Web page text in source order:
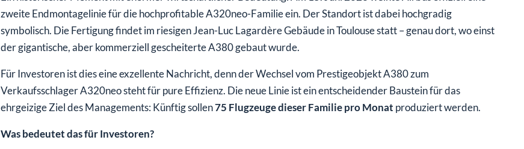
zweite Endmontagelinie für die hochprofitable A320neo-Familie ein. Der Standort ist dabei hochgradig
symbolisch. Die Fertigung findet im riesigen Jean-Luc Lagardère Gebäude in Toulouse statt – genau dort, wo einst
der gigantische, aber kommerziell gescheiterte A380 gebaut wurde.
Für Investoren ist dies eine exzellente Nachricht, denn der Wechsel vom Prestigeobjekt A380 zum
Verkaufsschlager A320neo steht für pure Effizienz. Die neue Linie ist ein entscheidender Baustein für das
ehrgeizige Ziel des Managements: Künftig sollen75 Flugzeuge dieser Familie pro Monat produziert werden.
Was bedeutet das für Investoren?